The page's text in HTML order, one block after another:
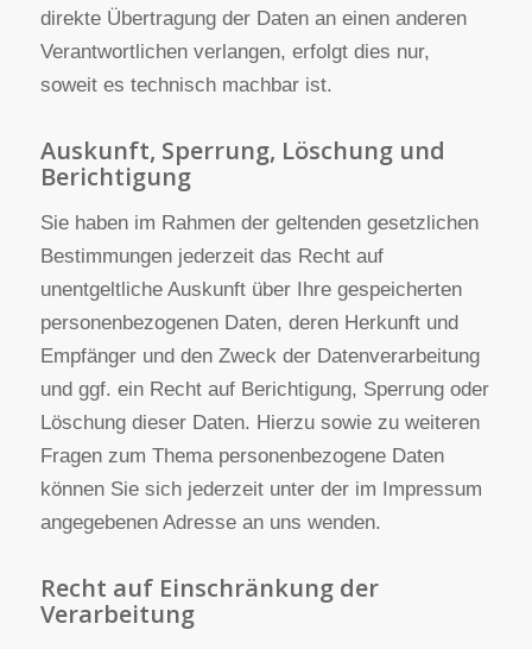
Recht auf Datenübertragbarkeit
Sie haben das Recht, Daten, die wir auf Grundlage
automatisiert verarbeiten, an sich oder an einen
Dritten in einem gängigen, maschinenlesbaren
Format aushändigen zu lassen. Sofern Sie die
direkte Übertragung der Daten an einen anderen
Verantwortlichen verlangen, erfolgt dies nur,
soweit es technisch machbar ist.
Auskunft, Sperrung, Löschung und
Berichtigung
Sie haben im Rahmen der geltenden gesetzlichen
Bestimmungen jederzeit das Recht auf
unentgeltliche Auskunft über Ihre gespeicherten
Empfänger und den Zweck der Datenverarbeitung